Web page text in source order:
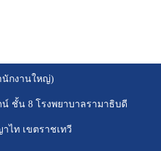
นักงานใหญ่)
น์ ชั้น 8 โรงพยาบาลรามาธิบดี
ไท เขตราชเทวี